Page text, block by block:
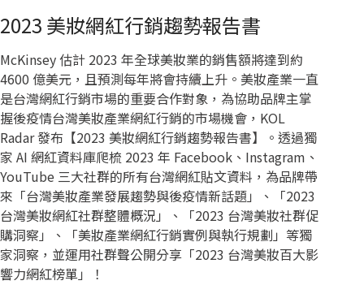
2023 美妝網紅行銷趨勢報告書
McKinsey 估計 2023 年全球美妝業的銷售額將達到約
4600 億美元，且預測每年將會持續上升。美妝產業一直
是台灣網紅行銷市場的重要合作對象，為協助品牌主掌
握後疫情台灣美妝產業網紅行銷的市場機會，KOL
Radar 發布【2023 美妝網紅行銷趨勢報告書】。透過獨
家 AI 網紅資料庫爬梳 2023 年 Facebook、Instagram、
YouTube 三大社群的所有台灣網紅貼文資料，為品牌帶
來「台灣美妝產業發展趨勢與後疫情新話題」、「2023
台灣美妝網紅社群整體概況」、「2023 台灣美妝社群促
購洞察」、「美妝產業網紅行銷實例與執行規劃」等獨
家洞察，並運用社群聲公開分享「2023 台灣美妝百大影
響力網紅榜單」！